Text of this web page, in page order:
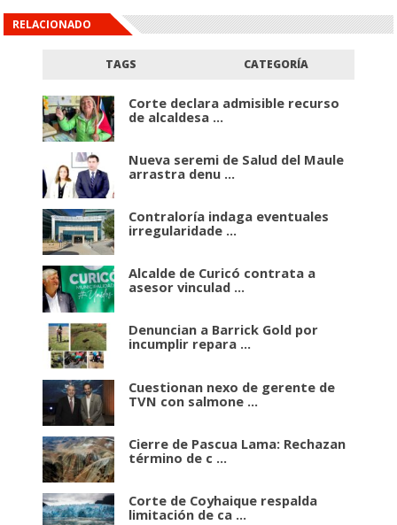
RELACIONADO
TAGS CATEGORÍA
Corte declara admisible recurso
de alcaldesa ...
Nueva seremi de Salud del Maule
arrastra denu ...
Contraloría indaga eventuales
irregularidade ...
Alcalde de Curicó contrata a
asesor vinculad ...
Denuncian a Barrick Gold por
incumplir repara ...
Cuestionan nexo de gerente de
TVN con salmone ...
Cierre de Pascua Lama: Rechazan
término de c ...
Corte de Coyhaique respalda
limitación de ca ...